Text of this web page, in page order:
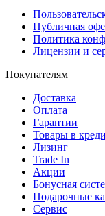
Публичная
Политика
Лицензии и
Покупателям
Доставка
Оплата
Гарантии
Товары в
Лизинг
Trade In
Акции
Бонусная
Подарочные
Сервис